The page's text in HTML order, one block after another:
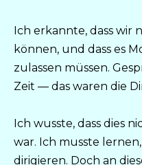
Ich erkannte, dass wir
können, und dass es
zulassen müssen.
Zeit — das waren die
Ich wusste, dass dies
war. Ich musste
dirigieren. Doch an